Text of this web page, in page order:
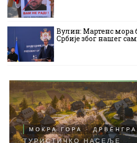
Вулин: Мартенс мора
Србије због нашег